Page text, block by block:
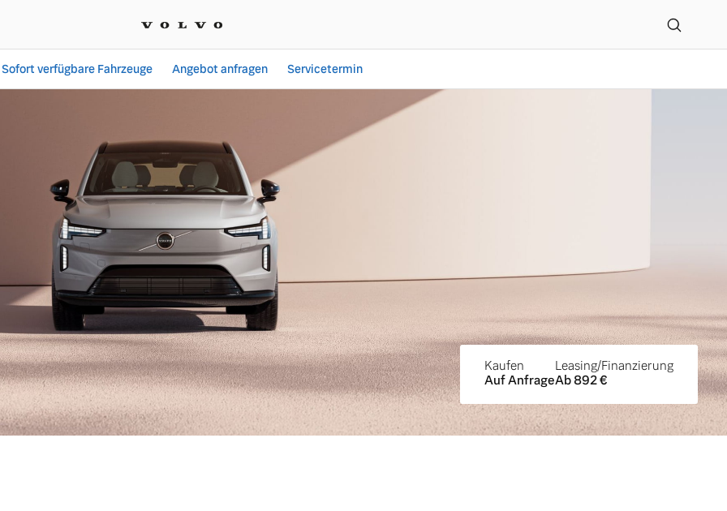
bei Autohaus Weller GmbH & Co. KG in
Sofort verfügbare Fahrzeuge Angebot anfragen Servicetermin
Kaufen
Auf Anfrage
Leasing/Finanzierung
Ab 892 €